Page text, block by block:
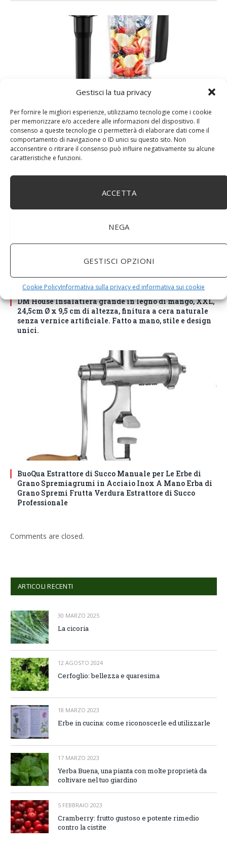
Gestisci la tua privacy
Per fornire le migliori esperienze, utilizziamo tecnologie come i cookie
per memorizzare e/o accedere alle informazioni del dispositivo. Il
consenso a queste tecnologie ci permetterà di elaborare dati come il
comportamento di navigazione o ID unici su questo sito. Non
acconsentire o ritirare il consenso può influire negativamente su alcune
caratteristiche e funzioni.
ACCETTA
NEGA
GESTISCI OPZIONI
Cookie PolicyInformativa sulla privacy ed informativa sui cookie
WUHUAROU Timer automatico, frullatore centrifuga,
frutta e succo di ghiaccio (colore: grigio titanio, taglia:
EU Plug)
DM House Insalatiera grande in legno di mango, XXL,
24,5cm Ø x 9,5 cm di altezza, finitura a cera naturale
senza vernice artificiale. Fatto a mano, stile e design
unici.
BuoQua Estrattore di Succo Manuale per Le Erbe di
Grano Spremiagrumi in Acciaio Inox A Mano Erba di
Grano Spremi Frutta Verdura Estrattore di Succo
Professionale
Comments are closed.
ARTICOLI RECENTI
30 MARZO 2025
La cicoria
12 AGOSTO 2024
Cerfoglio: bellezza e quaresima
18 MARZO 2023
Erbe in cucina: come riconoscerle ed utilizzarle
17 MARZO 2023
Yerba Buena, una pianta con molte proprietà da
coltivare nel tuo giardino
5 FEBBRAIO 2023
Cramberry: frutto gustoso e potente rimedio
contro la cistite